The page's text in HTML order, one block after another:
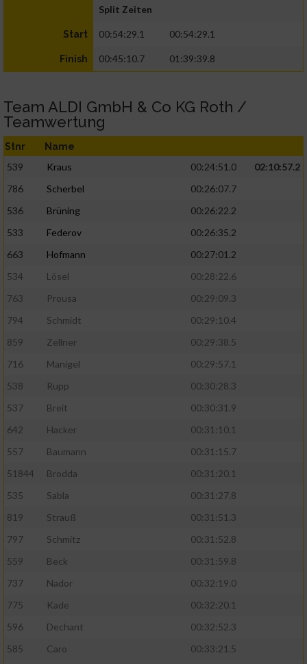
Split Zeiten
Start 00:54:29.1 00:54:29.1
Finish 00:45:10.7 01:39:39.8
Team ALDI GmbH & Co KG Roth /
Teamwertung
Stnr Name
539 Kraus 00:24:51.0
02:10:57.2
786
Scherbel
00:26:07.7
536
Brüning
00:26:22.2
533
Federov
00:26:35.2
663
Hofmann
00:27:01.2
534
Lösel
00:28:22.6
763
Prousa
00:29:09.3
794
Schmidt
00:29:10.4
859
Zellner
00:29:38.5
716
Manigel
00:29:57.1
538
Rupp
00:30:28.3
537
Breit
00:30:31.9
642
Hacker
00:31:10.1
557
Baumann
00:31:15.7
51844
Brodda
00:31:20.1
535
Sabla
00:31:27.8
819
Strauß
00:31:51.3
797
Schmitz
00:31:52.8
559
Beck
00:31:59.8
737
Nador
00:32:19.0
775
Kade
00:32:20.1
596
Dechant
00:32:52.3
585
Caro
00:33:21.5